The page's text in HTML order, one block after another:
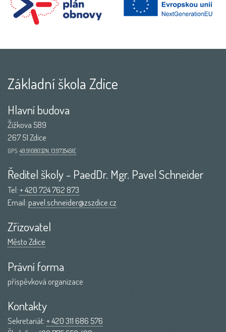
Základní škola Zdice
Hlavní budova
Žižkova 589
267 51 Zdice
GPS: 49.9108032N, 13.9735451E
Ředitel školy - PaedDr. Mgr. Pavel Schneider
Tel:+ 420 724 762 873
Email:pavel.schneider@zszdice.cz
Zřizovatel
Město Zdice
Právní forma
příspěvková organizace
Kontakty
Sekretariát:+ 420 311 686 576